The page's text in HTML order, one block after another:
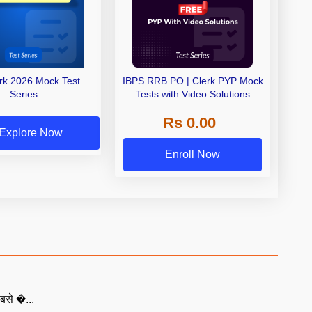
2026 Mock Test
Series
Explore Now
IBPS RRB PO | Clerk PYP Mock
Tests with Video Solutions
Rs 0.00
Enroll Now
�...